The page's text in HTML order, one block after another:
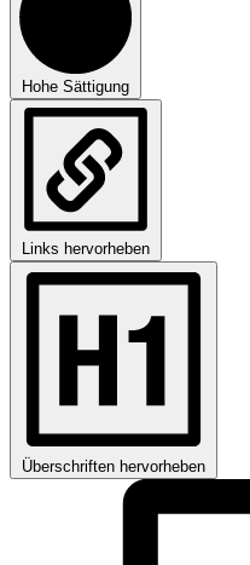
Hohe Sättigung
Links hervorheben
Überschriften hervorheben